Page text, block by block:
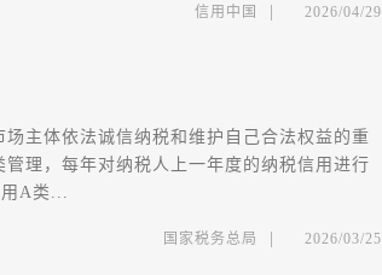
信用中国 | 2026/04/29
主体依法诚信纳税和维护自己合法权益的重
理，每年对纳税人上一年度的纳税信用进行
A类...
国家税务总局 | 2026/03/25